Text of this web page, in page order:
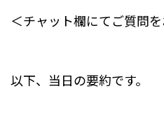
＜チャット欄にてご質問
以下、当日の要約です。